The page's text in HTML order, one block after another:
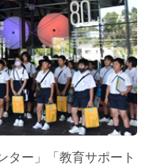
ー」「教育サポート